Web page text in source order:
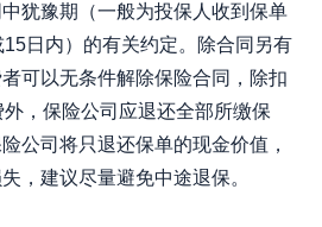
犹豫期（一般为投保人收到保单
日内）的有关约定。除合同另有
可以无条件解除保险合同，除扣
，保险公司应退还全部所缴保
公司将只退还保单的现金价值，
，建议尽量避免中途退保。